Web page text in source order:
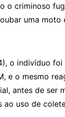
o criminoso
uma moto
o indivíduo foi
e o mesmo
antes de ser
ao uso de